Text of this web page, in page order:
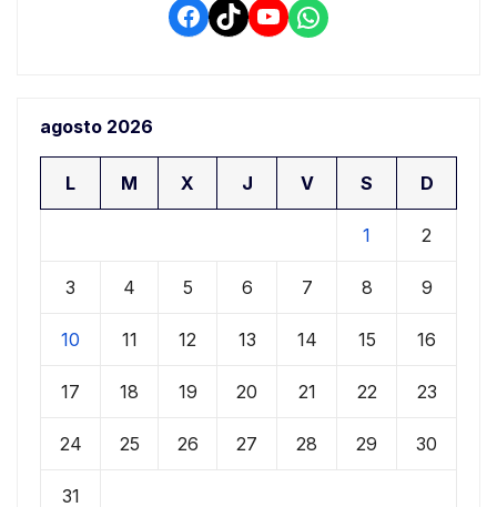
Facebook
TikTokYouTube
WhatsApp
agosto 2026
L M X J V S D
1 2
3 4 5 6 7 8 9
10 11 12 13 14 15 16
17 18 19 20 21 22 23
24 25 26 27 28 29 30
31